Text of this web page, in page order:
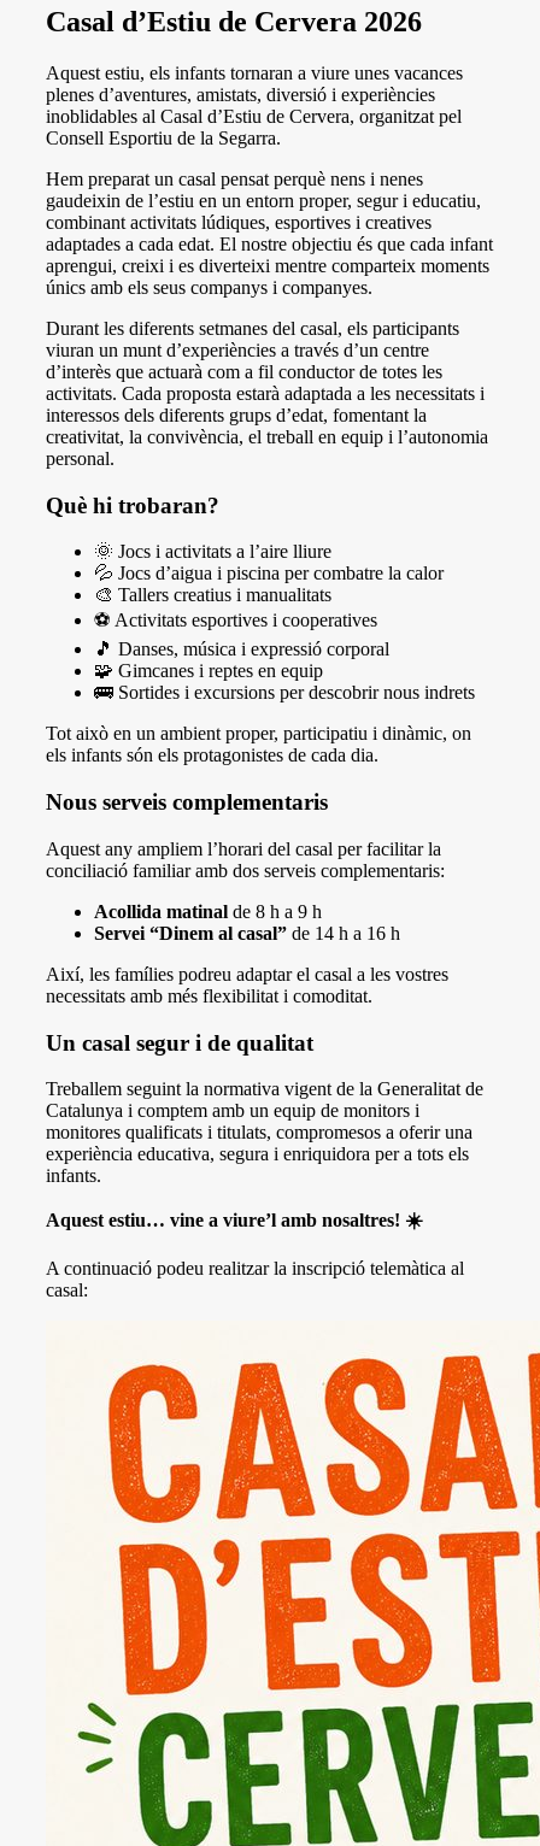
Casal d’Estiu de Cervera 2026
Aquest estiu, els infants tornaran a viure unes vacances
plenes d’aventures, amistats, diversió i experiències
inoblidables al Casal d’Estiu de Cervera, organitzat pel
Consell Esportiu de la Segarra.
Hem preparat un casal pensat perquè nens i nenes
gaudeixin de l’estiu en un entorn proper, segur i educatiu,
combinant activitats lúdiques, esportives i creatives
adaptades a cada edat. El nostre objectiu és que cada infant
aprengui, creixi i es diverteixi mentre comparteix moments
únics amb els seus companys i companyes.
Durant les diferents setmanes del casal, els participants
viuran un munt d’experiències a través d’un centre
d’interès que actuarà com a fil conductor de totes les
activitats. Cada proposta estarà adaptada a les necessitats i
interessos dels diferents grups d’edat, fomentant la
creativitat, la convivència, el treball en equip i l’autonomia
personal.
Què hi trobaran?
🌞 Jocs i activitats a l’aire lliure
💦 Jocs d’aigua i piscina per combatre la calor
🎨 Tallers creatius i manualitats
⚽ Activitats esportives i cooperatives
🎵 Danses, música i expressió corporal
🧩 Gimcanes i reptes en equip
🚌 Sortides i excursions per descobrir nous indrets
Tot això en un ambient proper, participatiu i dinàmic, on
els infants són els protagonistes de cada dia.
Nous serveis complementaris
Aquest any ampliem l’horari del casal per facilitar la
conciliació familiar amb dos serveis complementaris:
Acollida matinalde 8 h a 9 h
Servei “Dinem al casal”de 14 h a 16 h
Així, les famílies podreu adaptar el casal a les vostres
necessitats amb més flexibilitat i comoditat.
Un casal segur i de qualitat
Treballem seguint la normativa vigent de la Generalitat de
Catalunya i comptem amb un equip de monitors i
monitores qualificats i titulats, compromesos a oferir una
experiència educativa, segura i enriquidora per a tots els
infants.
Aquest estiu… vine a viure’l amb nosaltres! ☀️
A continuació podeu realitzar la inscripció telemàtica al
casal: